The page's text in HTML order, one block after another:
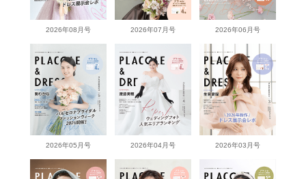
2026年08月号 2026年07月号 2026年06月号
2026年05月号 2026年04月号 2026年03月号